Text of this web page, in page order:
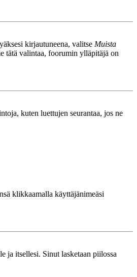
kirjautuneena, valitse Muista
tätä valintaa, foorumin ylläpitäjä on
kuten luettujen seurantaa, jos ne
klikkaamalla käyttäjänimeäsi
ja itsellesi. Sinut lasketaan piilossa